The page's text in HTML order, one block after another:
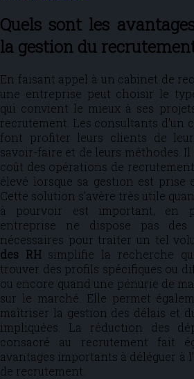
Quels sont les
la gestion du
En faisant appel à un cabinet de
une entreprise peut choisir le
qui convient le mieux à ses
recrutement. Les consultants d’un
font profiter leurs clients de
savoir-faire et de leurs méthodes.
coût des opérations de
élevé lorsque sa gestion est prise
Cette solution s’avère très utile
à pourvoir est important, en
entreprise ne dispose pas des
nécessaires pour traiter un tel
des RHsimplifie la recherche
trouver des profils spécifiques ou
ou encore quand une pénurie de
sur le marché. Elle permet
maîtriser la gestion des délais et
impliquées. La réduction des
consacré au recrutement fait
avantages importants à déléguer à
de recrutement.